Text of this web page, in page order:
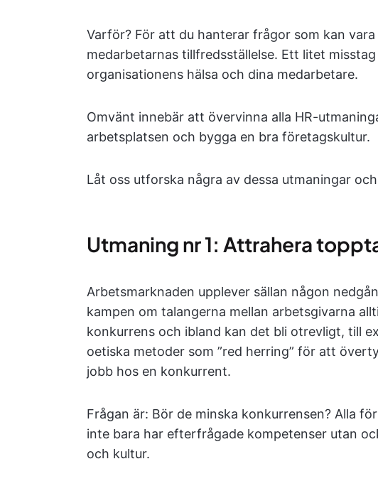
Varför? För att du hanterar frågor som kan
medarbetarnas tillfredsställelse. Ett litet
organisationens hälsa och dina medarbetare.
Omvänt innebär att övervinna alla HR-
arbetsplatsen och bygga en bra företagskultur.
Låt oss utforska några av dessa utmaningar
Utmaning nr 1: Attrahera
Arbetsmarknaden upplever sällan någon
kampen om talangerna mellan arbetsgivarna
konkurrens och ibland kan det bli otrevligt, till
oetiska metoder som ”red herring” för att
jobb hos en konkurrent.
Frågan är: Bör de minska konkurrensen? Alla
inte bara har efterfrågade kompetenser utan
och kultur.